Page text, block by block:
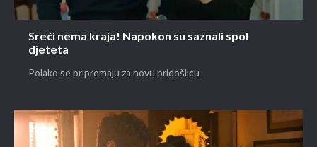
Sreći nema kraja! Napokon su saznali spol
djeteta
Polako se pripremaju za novu pridošlicu